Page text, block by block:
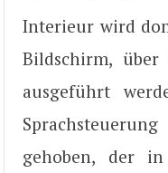
Interieur wird
Bildschirm,
ausgeführt
gehoben, der in